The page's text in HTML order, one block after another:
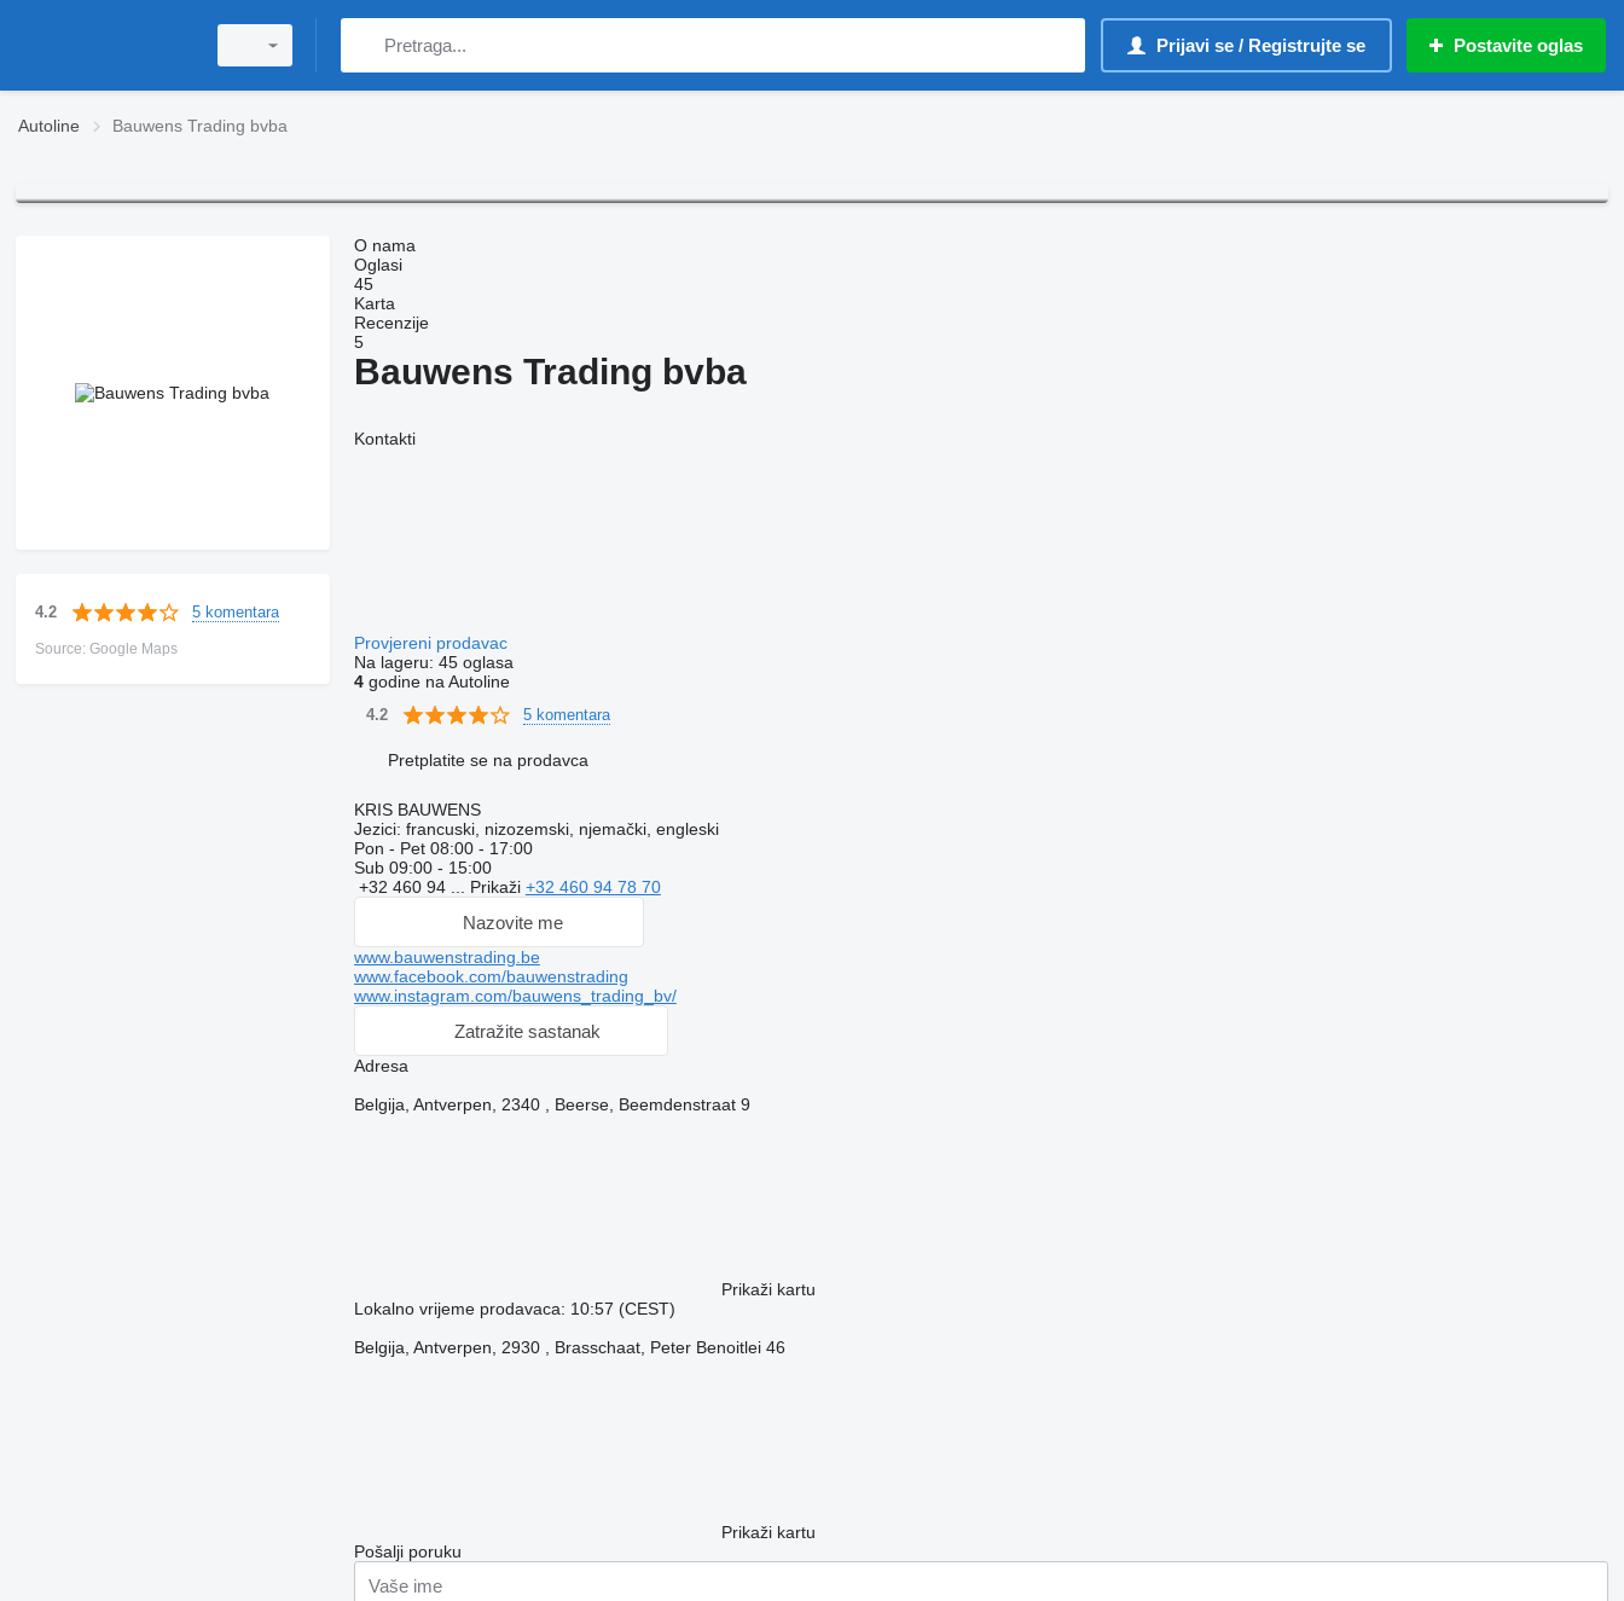
Prijavi se / Registrujte se Postavite oglas
Autoline Bauwens Trading bvba
4.2 5 komentara
Source: Google Maps
O nama
Oglasi
45
Karta
Recenzije
5
Bauwens Trading bvba
Kontakti
Provjereni prodavac
Na lageru: 45 oglasa
4godine na Autoline
4.2 5 komentara
Pretplatite se na prodavca
KRIS BAUWENS
Jezici: francuski, nizozemski, njemački, engleski
Pon - Pet 08:00 - 17:00
Sub 09:00 - 15:00
+32 460 94 ... Prikaži +32 460 94 78 70
Nazovite me
www.bauwenstrading.be
www.facebook.com/bauwenstrading
www.instagram.com/bauwens_trading_bv/
Zatražite sastanak
Adresa
Belgija, Antverpen, 2340 , Beerse, Beemdenstraat 9
Prikaži kartu
Lokalno vrijeme prodavaca: 10:57 (CEST)
Belgija, Antverpen, 2930 , Brasschaat, Peter Benoitlei 46
Prikaži kartu
Pošalji poruku